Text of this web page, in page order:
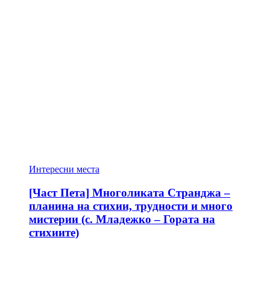
Интересни места
[Част Пета] Многоликата Странджа –
планина на стихии, трудности и много
мистерии (с. Младежко – Гората на
стихиите)